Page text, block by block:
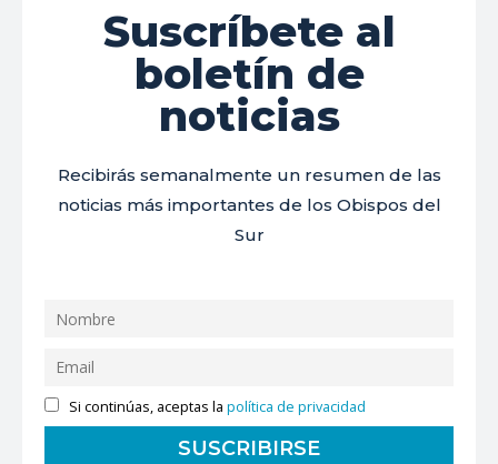
Suscríbete al
boletín de
noticias
Recibirás semanalmente un resumen de las
noticias más importantes de los Obispos del
Sur
Si continúas, aceptas lapolítica de privacidad